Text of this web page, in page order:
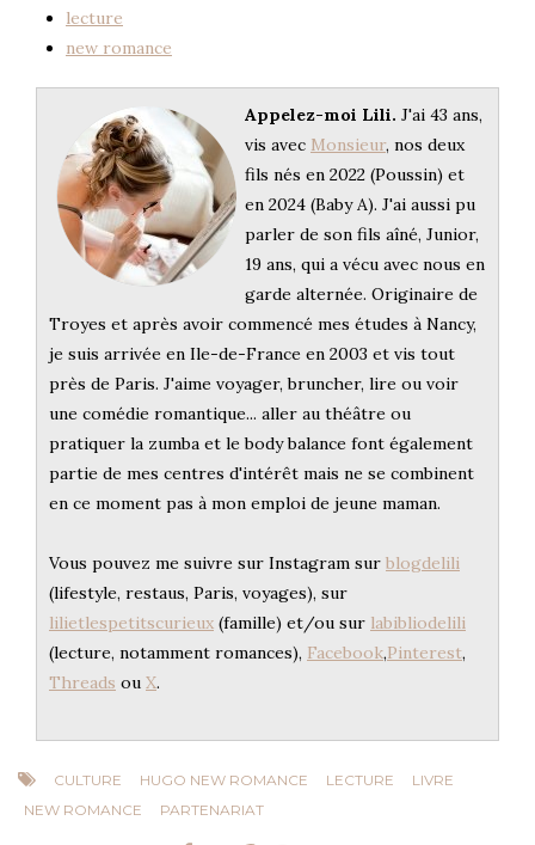
lecture
new romance
Appelez-moi Lili. J'ai 43 ans,
vis avec Monsieur, nos deux
fils nés en 2022 (Poussin) et
en 2024 (Baby A). J'ai aussi pu
parler de son fils aîné, Junior,
19 ans, qui a vécu avec nous en
garde alternée. Originaire de
Troyes et après avoir commencé mes études à Nancy,
je suis arrivée en Ile-de-France en 2003 et vis tout
près de Paris. J'aime voyager, bruncher, lire ou voir
une comédie romantique... aller au théâtre ou
pratiquer la zumba et le body balance font également
partie de mes centres d'intérêt mais ne se combinent
en ce moment pas à mon emploi de jeune maman.
Vous pouvez me suivre sur Instagram sur blogdelili
(lifestyle, restaus, Paris, voyages), sur
lilietlespetitscurieux (famille) et/ou sur labibliodelili
(lecture, notamment romances), Facebook,Pinterest,
Threads ou X.
CULTURE HUGO NEW ROMANCE LECTURE
LIVRE
NEW ROMANCE
PARTENARIAT